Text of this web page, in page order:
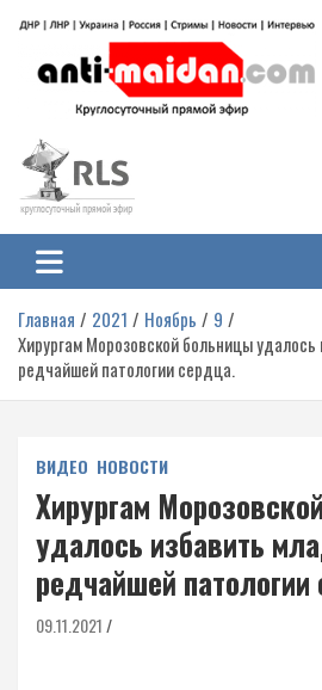
содержимому
Антимайдан:
на Украине
гражданской войне на Украине, включая
ЛНР и других регионах.
Главная 2021 Ноябрь
9
Хирургам Морозовской больницы
редчайшей патологии сердца.
ВИДЕО НОВОСТИ
Хирургам
удалось избавить
редчайшей
09.11.2021